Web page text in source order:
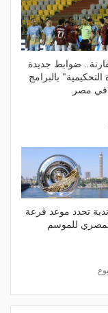
ضوابط جديدة
التحكيمية" بالبرامج
في مصر
تحدد موعد قرعة
للموسم